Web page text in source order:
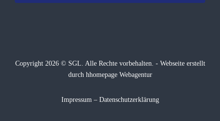
Copyright 2026 © SGL. Alle Rechte vorbehalten. - Webseiteerstellt
durch hhomepage Webagentur
Impressum – Datenschutzerklärung